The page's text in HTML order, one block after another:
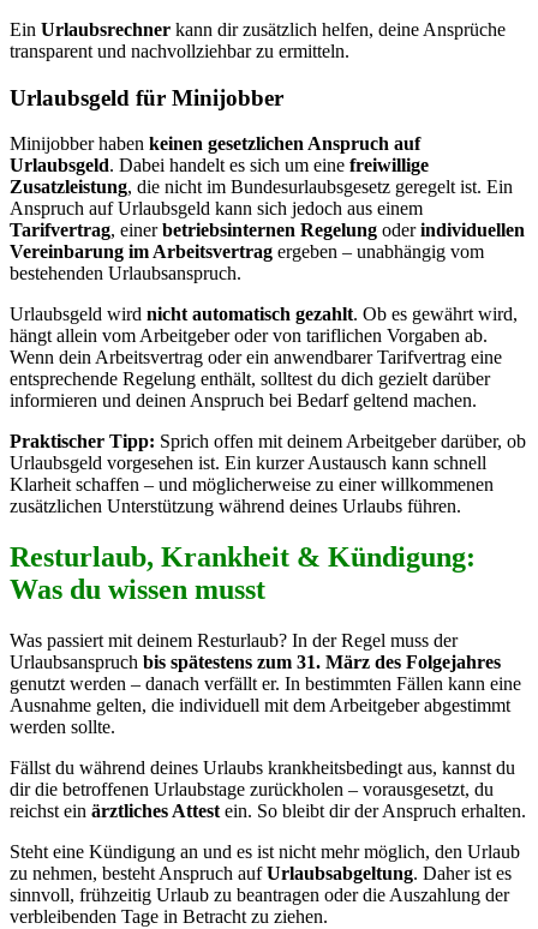
Ein Urlaubsrechner kann dir zusätzlich helfen, deine Ansprüche
transparent und nachvollziehbar zu ermitteln.
Urlaubsgeld für Minijobber
Minijobber haben keinen gesetzlichen Anspruch auf
Urlaubsgeld. Dabei handelt es sich um eine freiwillige
Zusatzleistung, die nicht im Bundesurlaubsgesetz geregelt ist. Ein
Anspruch auf Urlaubsgeld kann sich jedoch aus einem
Tarifvertrag, einerbetriebsinternen Regelung oderindividuellen
Vereinbarung im Arbeitsvertrag ergeben – unabhängig vom
bestehenden Urlaubsanspruch.
Urlaubsgeld wird nicht automatisch gezahlt. Ob es gewährt wird,
hängt allein vom Arbeitgeber oder von tariflichen Vorgaben ab.
Wenn dein Arbeitsvertrag oder ein anwendbarer Tarifvertrag eine
entsprechende Regelung enthält, solltest du dich gezielt darüber
informieren und deinen Anspruch bei Bedarf geltend machen.
Praktischer Tipp: Sprich offen mit deinem Arbeitgeber darüber, ob
Urlaubsgeld vorgesehen ist. Ein kurzer Austausch kann schnell
Klarheit schaffen – und möglicherweise zu einer willkommenen
zusätzlichen Unterstützung während deines Urlaubs führen.
Resturlaub, Krankheit & Kündigung:
Was du wissen musst
Was passiert mit deinem Resturlaub? In der Regel muss der
Urlaubsanspruch bis spätestens zum 31. März des Folgejahres
genutzt werden – danach verfällt er. In bestimmten Fällen kann eine
Ausnahme gelten, die individuell mit dem Arbeitgeber abgestimmt
werden sollte.
Fällst du während deines Urlaubs krankheitsbedingt aus, kannst du
dir die betroffenen Urlaubstage zurückholen – vorausgesetzt, du
reichst ein ärztliches Attest ein. So bleibt dir der Anspruch erhalten.
Steht eine Kündigung an und es ist nicht mehr möglich, den Urlaub
zu nehmen, besteht Anspruch aufUrlaubsabgeltung. Daher ist es
sinnvoll, frühzeitig Urlaub zu beantragen oder die Auszahlung der
verbleibenden Tage in Betracht zu ziehen.